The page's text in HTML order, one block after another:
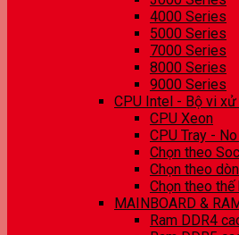
4000 Series
5000 Series
7000 Series
8000 Series
9000 Series
CPU Intel - Bộ vi
CPU Xeon
CPU Tray -
Chọn theo
Chọn theo
Chọn theo thế
MAINBOARD &
Ram DDR4